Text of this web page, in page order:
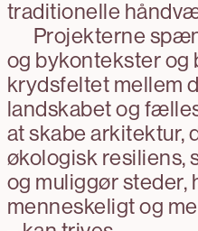
traditionelle
Projekterne
og bykontekster og
krydsfeltet mellem
landskabet og
at skabe arkitektur,
økologisk resiliens,
og muliggør steder,
menneskeligt og